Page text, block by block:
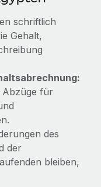
schriftlich
Gehalt,
Abzüge für
des
der
bleiben,